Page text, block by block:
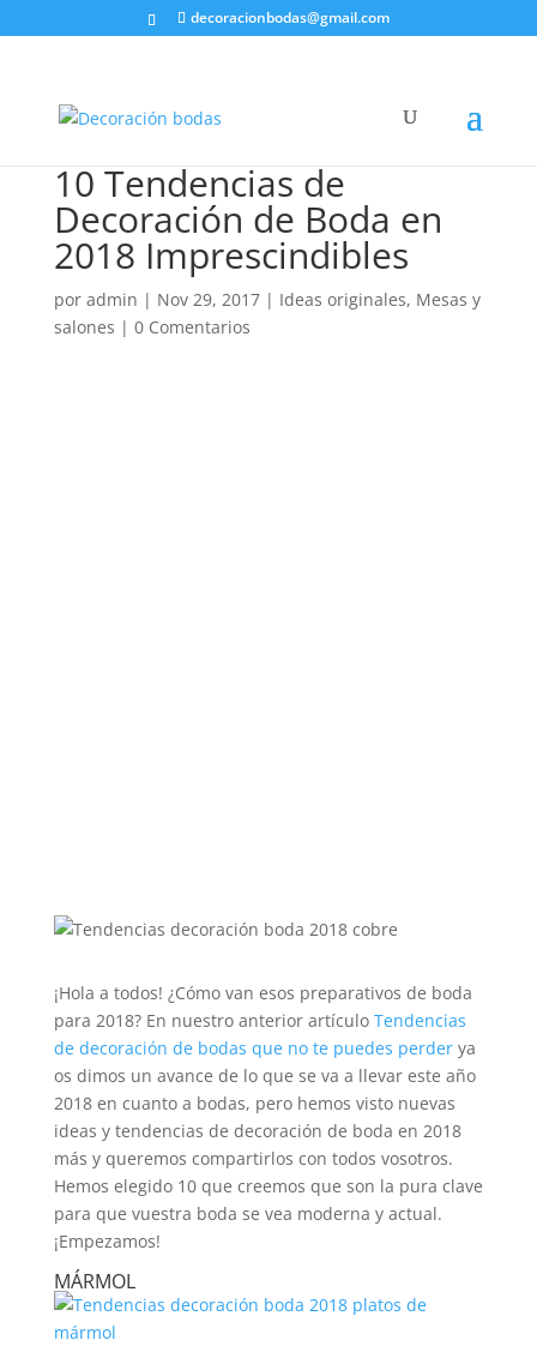
decoracionbodas@gmail.com
10 Tendencias de
Decoración de Boda en
2018 Imprescindibles
por admin | Nov 29, 2017| Ideas originales, Mesas y
salones | 0 Comentarios
¡Hola a todos! ¿Cómo van esos preparativos de boda
para 2018? En nuestro anterior artículo Tendencias
de decoración de bodas que no te puedes perderya
os dimos un avance de lo que se va a llevar este año
2018 en cuanto a bodas, pero hemos visto nuevas
ideas y tendencias de decoración de boda en 2018
más y queremos compartirlos con todos vosotros.
Hemos elegido 10 que creemos que son la pura clave
para que vuestra boda se vea moderna y actual.
¡Empezamos!
MÁRMOL